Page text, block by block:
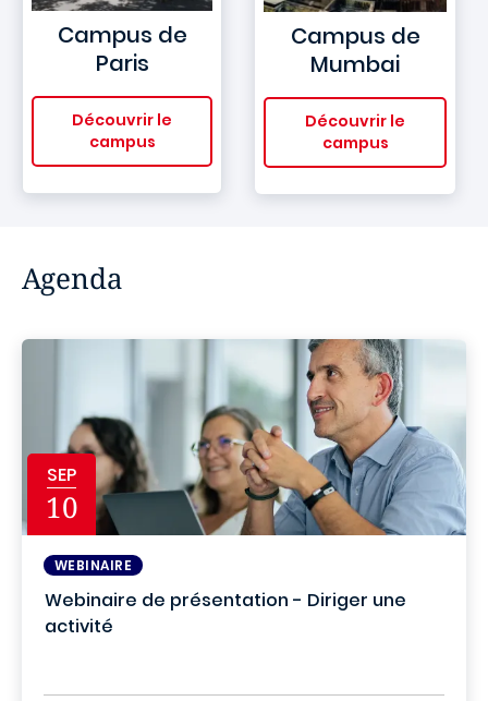
Campus de
Paris
Découvrir le
campus
Campus de
Mumbai
Découvrir le
campus
Agenda
SEP
10
WEBINAIRE
Webinaire de présentation - Diriger une
activité